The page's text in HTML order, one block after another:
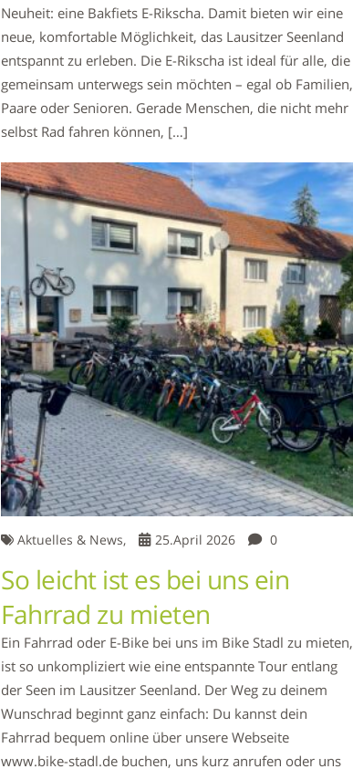
Neuheit: eine Bakfiets E-Rikscha. Damit bieten wir eine
neue, komfortable Möglichkeit, das Lausitzer Seenland
entspannt zu erleben. Die E-Rikscha ist ideal für alle, die
gemeinsam unterwegs sein möchten – egal ob Familien,
Paare oder Senioren. Gerade Menschen, die nicht mehr
selbst Rad fahren können, […]
Aktuelles & News, 25.April 2026 0
So leicht ist es bei uns ein
Fahrrad zu mieten
Ein Fahrrad oder E-Bike bei uns im Bike Stadl zu mieten,
ist so unkompliziert wie eine entspannte Tour entlang
der Seen im Lausitzer Seenland. Der Weg zu deinem
Wunschrad beginnt ganz einfach: Du kannst dein
Fahrrad bequem online über unsere Webseite
www.bike-stadl.de buchen, uns kurz anrufen oder uns